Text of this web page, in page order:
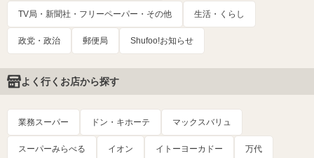
TV局・新聞社・フリーペーパー・その他 生活・くらし
政党・政治 郵便局 Shufoo!お知らせ
よく行くお店から探す
業務スーパー ドン・キホーテ マックスバリュ
スーパーみらべる イオン イトーヨーカドー 万代